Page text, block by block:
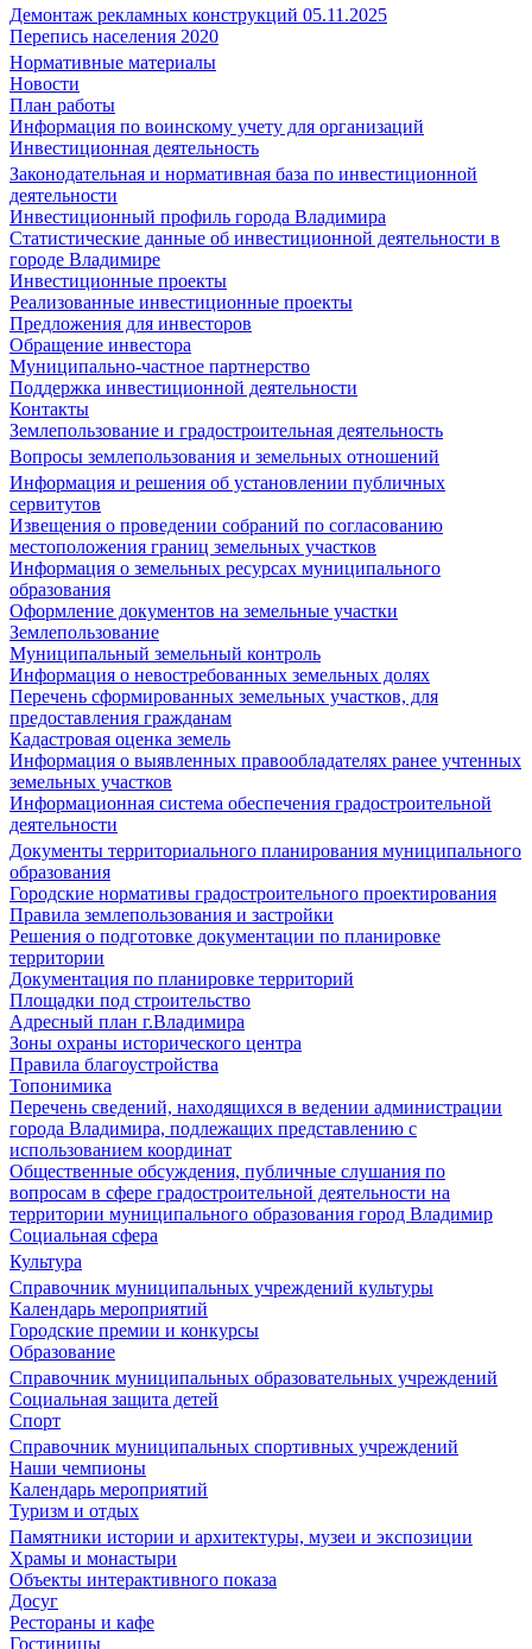
Демонтаж рекламных конструкций 05.11.2025
Перепись населения 2020
Нормативные материалы
Новости
План работы
Информация по воинскому учету для организаций
Инвестиционная деятельность
Законодательная и нормативная база по инвестиционной
деятельности
Инвестиционный профиль города Владимира
Статистические данные об инвестиционной деятельности в
городе Владимире
Инвестиционные проекты
Реализованные инвестиционные проекты
Предложения для инвесторов
Обращение инвестора
Муниципально-частное партнерство
Поддержка инвестиционной деятельности
Контакты
Землепользование и градостроительная деятельность
Вопросы землепользования и земельных отношений
Информация и решения об установлении публичных
сервитутов
Извещения о проведении собраний по согласованию
местоположения границ земельных участков
Информация о земельных ресурсах муниципального
образования
Оформление документов на земельные участки
Землепользование
Муниципальный земельный контроль
Информация о невостребованных земельных долях
Перечень сформированных земельных участков, для
предоставления гражданам
Кадастровая оценка земель
Информация о выявленных правообладателях ранее учтенных
земельных участков
Информационная система обеспечения градостроительной
деятельности
Документы территориального планирования муниципального
образования
Городские нормативы градостроительного проектирования
Правила землепользования и застройки
Решения о подготовке документации по планировке
территории
Документация по планировке территорий
Площадки под строительство
Адресный план г.Владимира
Зоны охраны исторического центра
Правила благоустройства
Топонимика
Перечень сведений, находящихся в ведении администрации
города Владимира, подлежащих представлению с
использованием координат
Общественные обсуждения, публичные слушания по
вопросам в сфере градостроительной деятельности на
территории муниципального образования город Владимир
Социальная сфера
Культура
Справочник муниципальных учреждений культуры
Календарь мероприятий
Городские премии и конкурсы
Образование
Справочник муниципальных образовательных учреждений
Социальная защита детей
Спорт
Справочник муниципальных спортивных учреждений
Наши чемпионы
Календарь мероприятий
Туризм и отдых
Памятники истории и архитектуры, музеи и экспозиции
Храмы и монастыри
Объекты интерактивного показа
Досуг
Рестораны и кафе
Гостиницы